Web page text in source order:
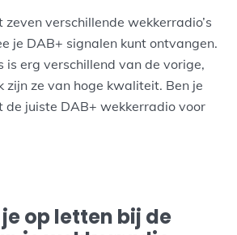
verschillende wekkerradio’s
je DAB+ signalen kunt ontvangen.
is erg verschillend van de vorige,
zijn ze van hoge kwaliteit. Ben je
de juiste DAB+ wekkerradio voor
op letten bij de